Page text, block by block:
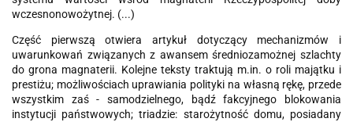
wczesnonowożytnej. (...)
Część pierwszą otwiera artykuł dotyczący mechanizmów i
uwarunkowań związanych z awansem średniozamożnej szlachty
do grona magnaterii. Kolejne teksty traktują m.in. o roli majątku i
prestiżu; możliwościach uprawiania polityki na własną rękę, przede
wszystkim zaś - samodzielnego, bądź fakcyjnego blokowania
instytucji państwowych; triadzie: starożytność domu, posiadany